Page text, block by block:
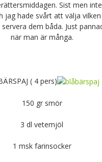
Sist men
hade svårt att välja
dem båda. Just
när man är många.
( 4 pers)
150 gr smör
3 dl vetemjöl
1 msk farinsocker